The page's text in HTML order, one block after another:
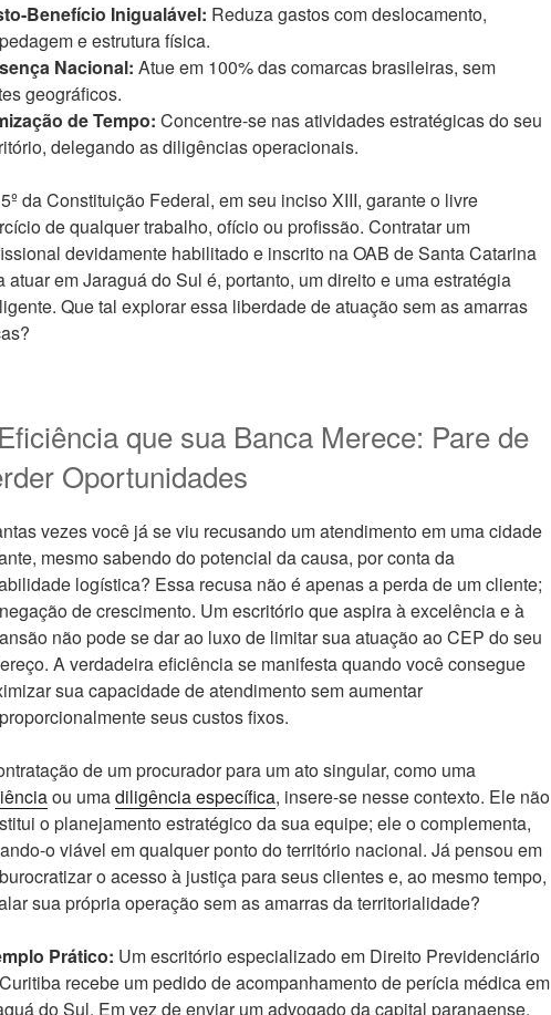
Benefício Inigualável: Reduza gastos com deslocamento,
e estrutura física.
Nacional: Atue em 100% das comarcas brasileiras, sem
geográficos.
de Tempo: Concentre-se nas atividades estratégicas do seu
delegando as diligências operacionais.
da Constituição Federal, em seu inciso XIII, garante o livre
de qualquer trabalho, ofício ou profissão. Contratar um
devidamente habilitado e inscrito na OAB de Santa Catarina
atuar em Jaraguá do Sul é, portanto, um direito e uma estratégia
Que tal explorar essa liberdade de atuação sem as amarras
que sua Banca Merece: Pare de
Oportunidades
vezes você já se viu recusando um atendimento em uma cidade
mesmo sabendo do potencial da causa, por conta da
logística? Essa recusa não é apenas a perda de um cliente;
de crescimento. Um escritório que aspira à excelência e à
não pode se dar ao luxo de limitar sua atuação ao CEP do seu
A verdadeira eficiência se manifesta quando você consegue
sua capacidade de atendimento sem aumentar
seus custos fixos.
de um procurador para um ato singular, como uma
ou umadiligência específica, insere-se nesse contexto. Ele não
o planejamento estratégico da sua equipe; ele o complementa,
o viável em qualquer ponto do território nacional. Já pensou em
o acesso à justiça para seus clientes e, ao mesmo tempo,
sua própria operação sem as amarras da territorialidade?
Prático: Um escritório especializado em Direito Previdenciário
recebe um pedido de acompanhamento de perícia médica em
do Sul. Em vez de enviar um advogado da capital paranaense,